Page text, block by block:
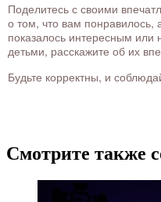
Поделитесь с своими
о том, что вам понравилось,
показалось интересным
детьми, расскажите об их
Будьте корректны, и
Смотрите также